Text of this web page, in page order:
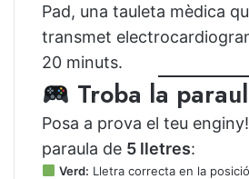
Pad, una tauleta mèdica
transmet
20 minuts.
Troba la
Posa a prova el teu
paraula de 5 lletres:
Verd: Lletra correcta en la